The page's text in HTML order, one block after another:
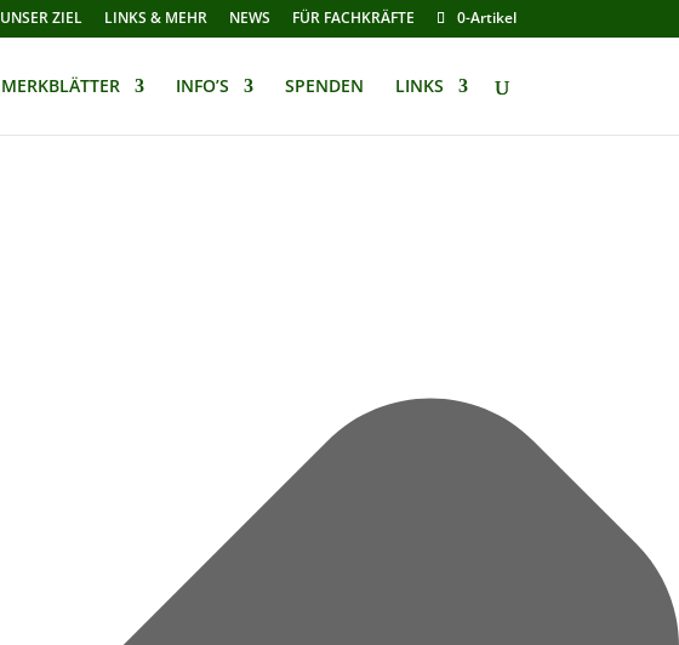
UNSER ZIEL LINKS & MEHR NEWS FÜR FACHKRÄFTE 0-Artikel
MERKBLÄTTER INFO’S SPENDEN LINKS